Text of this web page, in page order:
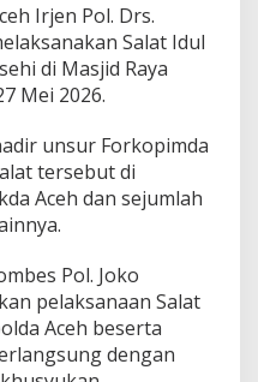
Irjen Pol. Drs.
Salat Idul
di Masjid Raya
Mei 2026.
unsur Forkopimda
tersebut di
Aceh dan sejumlah
Pol. Joko
pelaksanaan Salat
Aceh beserta
dengan